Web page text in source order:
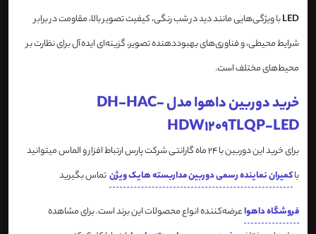
LEDبا ویژگی‌هایی مانند دید در شب رنگی، کیفیت تصویر بالا، مقاومت در برابر
شرایط محیطی، و فناوری‌های بهبوددهنده تصویر، گزینه‌ای ایده‌آل برای نظارت بر
محیط‌های مختلف است.
خرید دوربین داهوا مدل DH-HAC-
HDW1209TLQP-LED
برای خرید این دوربین با 24 ماه گارانتی شرکت پارس ارتباط افزار و الماس میتوانید
باکمیران نماینده رسمی دوربین مداربسته هایک ویژنتماس بگیرید
فروشگاه داهواعرضه‌کننده انواع محصولات این برند است. برای مشاهده